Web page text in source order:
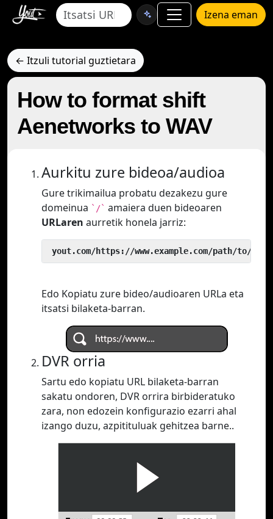
Izena eman
← Itzuli tutorial guztietara
How to format shift
Aenetworks to WAV
Aurkitu zure bideoa/audioa
Gure trikimailua probatu dezakezu gure
domeinua `/` amaiera duen bideoaren
URLaren aurretik honela jarriz:
yout.com/https://www.example.com/path/to/
Edo Kopiatu zure bideo/audioaren URLa eta
itsatsi bilaketa-barran.
DVR orria
Sartu edo kopiatu URL bilaketa-barran
sakatu ondoren, DVR orrira birbideratuko
zara, non edozein konfigurazio ezarri ahal
izango duzu, azpitituluak gehitzea barne..